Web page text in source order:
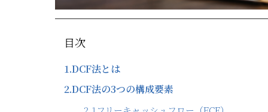
目次
1.DCF法とは
2.DCF法の3つの構成要素